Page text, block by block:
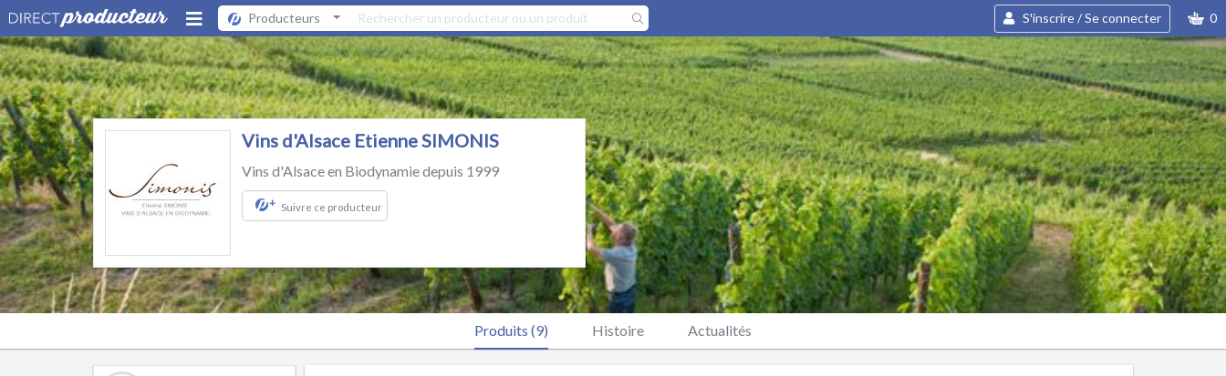
Producteurs S'inscrire / Se connecter 0
Vins d'Alsace Etienne SIMONIS
Vins d'Alsace en Biodynamie depuis 1999
+ Suivre ce producteur
Produits (9) Histoire Actualités